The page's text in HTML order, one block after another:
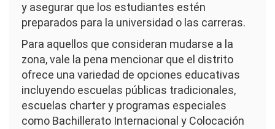
y asegurar que los estudiantes estén
preparados para la universidad o las carreras.
Para aquellos que consideran mudarse a la
zona, vale la pena mencionar que el distrito
ofrece una variedad de opciones educativas
incluyendo escuelas públicas tradicionales,
escuelas charter y programas especiales
como Bachillerato Internacional y Colocación